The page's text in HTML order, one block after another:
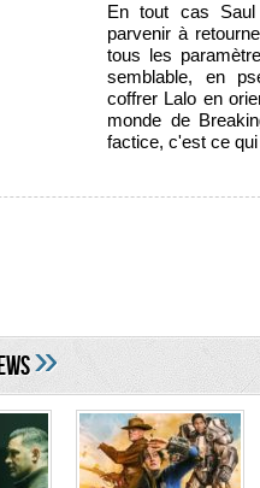
En tout cas
parvenir à
tous les
semblable, en
coffrer Lalo en
monde de
factice, c'est ce
»